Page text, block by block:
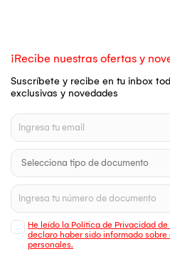
¡Recibe nuestras ofertas y
Suscríbete y recibe en tu inbox
exclusivas y novedades
He leído la Política de Privacidad
declaro haber sido informado
personales.